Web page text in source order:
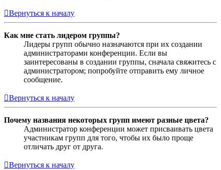
Вернуться к началу
Как мне стать лидером группы?
Лидеры групп обычно назначаются при их создании
администраторами конференции. Если вы
заинтересованы в создании группы, сначала свяжитесь с
администратором; попробуйте отправить ему личное
сообщение.
Вернуться к началу
Почему названия некоторых групп имеют разные цвета?
Администратор конференции может присваивать цвета
участникам групп для того, чтобы их было проще
отличать друг от друга.
Вернуться к началу